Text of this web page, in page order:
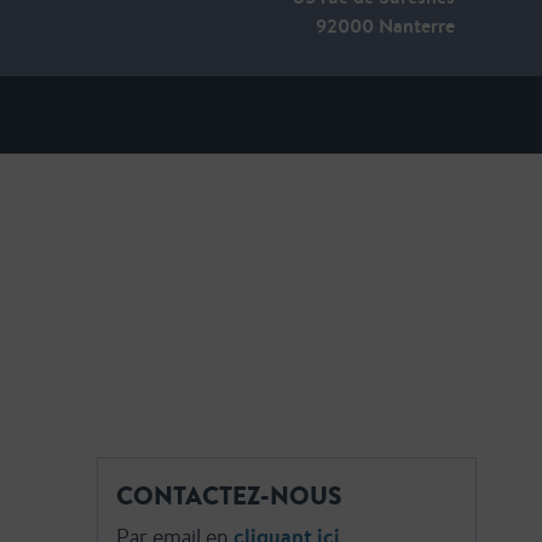
CONTACTEZ-NOUS
92000 Nanterre